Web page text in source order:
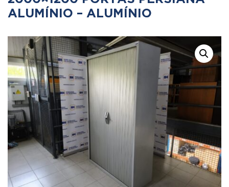
ALUMÍNIO – ALUMÍNIO